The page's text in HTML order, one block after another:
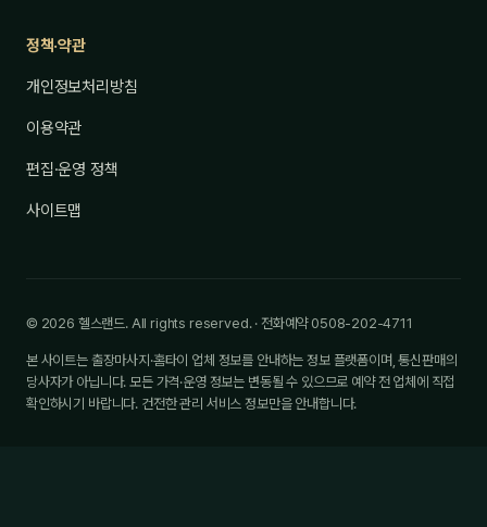
정책·약관
개인정보처리방침
이용약관
편집·운영 정책
사이트맵
© 2026 헬스랜드. All rights reserved. · 전화예약 0508-202-4711
본 사이트는 출장마사지·홈타이 업체 정보를 안내하는 정보 플랫폼이며, 통신판매의
당사자가 아닙니다. 모든 가격·운영 정보는 변동될 수 있으므로 예약 전 업체에 직접
확인하시기 바랍니다. 건전한 관리 서비스 정보만을 안내합니다.